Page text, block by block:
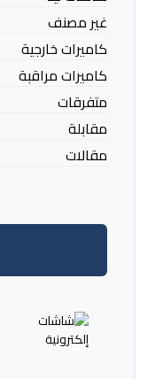
غير مصنف
كاميرات خارجية
كاميرات مراقبة
متفرقات
مقابلة
مقالات